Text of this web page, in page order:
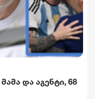
და აგენტი, 68